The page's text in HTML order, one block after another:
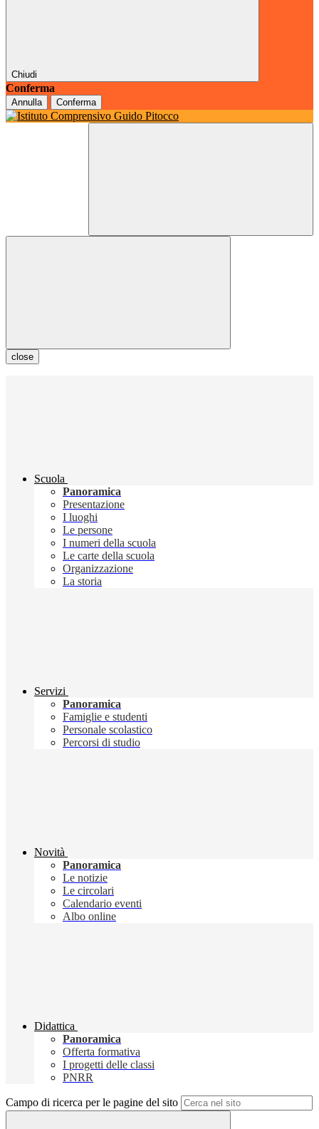
Chiudi
Conferma
Annulla Conferma
close
Scuola
Panoramica
Presentazione
I luoghi
Le persone
I numeri della scuola
Le carte della scuola
Organizzazione
La storia
Servizi
Panoramica
Famiglie e studenti
Personale scolastico
Percorsi di studio
Novità
Panoramica
Le notizie
Le circolari
Calendario eventi
Albo online
Didattica
Panoramica
Offerta formativa
I progetti delle classi
PNRR
Campo di ricerca per le pagine del sito